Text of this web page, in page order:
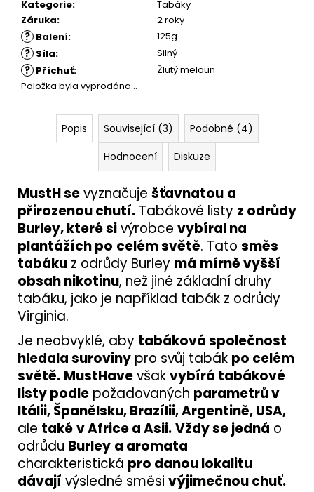
Kategorie:
Tabáky
Záruka: 2 roky
? Balení: 125g
? Síla: Silný
? Příchuť:
Žlutý meloun
Položka byla vyprodána…
Popis Související (3)
Podobné (4)
Hodnocení
Diskuze
MustH sevyznačuje šťavnatou a
přirozenou chutí. Tabákové listy z odrůdy
Burley, které sivýrobce vybíral na
plantážích po celém světě. Tato směs
tabáku z odrůdy Burley má mírně vyšší
obsah nikotinu, než jiné základní druhy
tabáku, jako je například tabák z odrůdy
Virginia.
Je neobvyklé, aby tabáková společnost
hledala suroviny pro svůj tabák po celém
světě. MustHavevšakvybírá tabákové
listy podle požadovaných parametrů v
Itálii, Španělsku, Brazílii, Argentině, USA,
ale takév Africe a Asii.Vždy se jedná o
odrůdu Burley a aromata
charakteristická pro danou lokalitu
dávají výsledné směsi výjimečnou chuť.